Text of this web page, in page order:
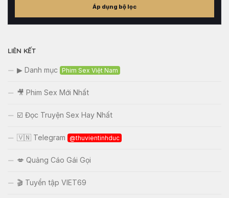
khảo
Áp dụng bộ lọc
LIÊN KẾT
▶ Danh mục Phim Sex Việt Nam
🎥 Phim Sex Mới Nhất
☑️ Đọc Truyện Sex Hay Nhất
🇻🇳 Telegram @thuvientinhduc
💋 Quảng Cáo Gái Gọi
🎬 Tuyển tập VIET69